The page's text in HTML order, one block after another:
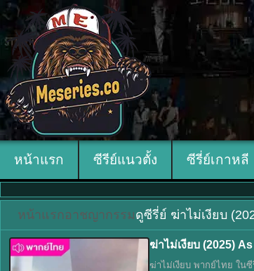
หน้าแรก ซีรีย์แนวตั้ง ซีรี่ย์เกาหลี
หน้าแรก อาชญากรรมดูซีรี่ย์ ฆ่าไม่เงียบ
ฆ่าไม่เงียบ (2025)
ฆ่าไม่เงียบ พากย์ไทย ใน